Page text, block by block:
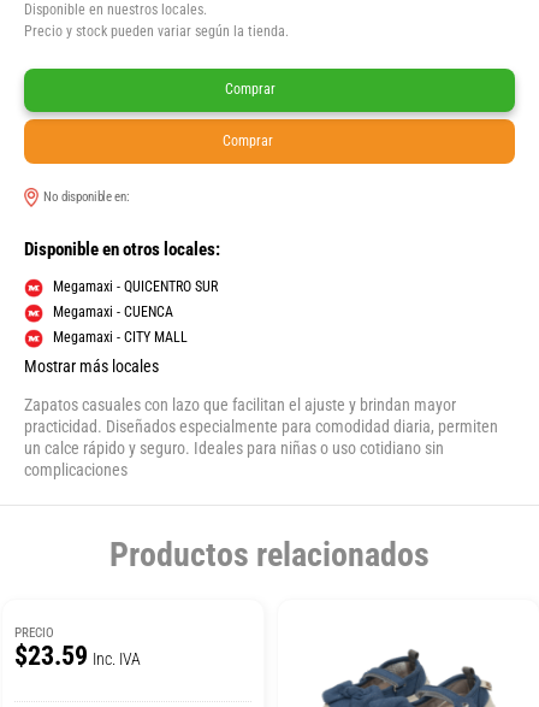
Disponible en nuestros locales.
Precio y stock pueden variar según la tienda.
Comprar
Comprar
No disponible en:
Disponible en otros locales:
Megamaxi - QUICENTRO SUR
Megamaxi - CUENCA
Megamaxi - CITY MALL
Mostrar más locales
Zapatos casuales con lazo que facilitan el ajuste y brindan mayor
practicidad. Diseñados especialmente para comodidad diaria, permiten
un calce rápido y seguro. Ideales para niñas o uso cotidiano sin
complicaciones
Productos relacionados
PRECIO
$23.59 Inc. IVA